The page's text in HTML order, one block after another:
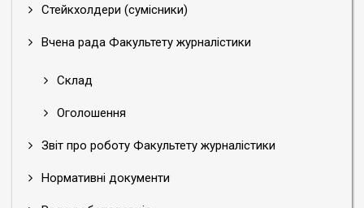
Стейкхолдери (сумісники)
Вчена рада Факультету журналістики
Склад
Оголошення
Звіт про роботу Факультету журналістики
Нормативні документи